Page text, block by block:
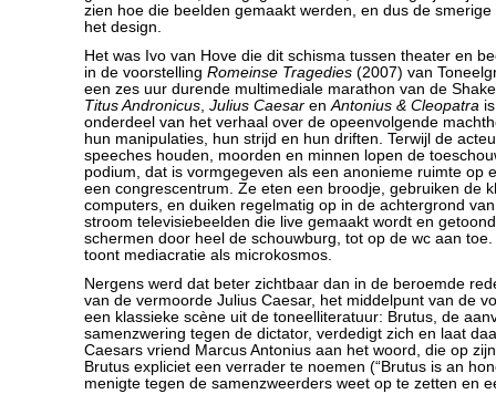
zien hoe die beelden gemaakt werden, en dus de
het design.
Het was Ivo van Hove die dit schisma tussen theater en
in de voorstelling Romeinse Tragedies (2007) van
een zes uur durende multimediale marathon van de
Titus Andronicus, Julius Caesar enAntonius & Cleopatra
onderdeel van het verhaal over de opeenvolgende
hun manipulaties, hun strijd en hun driften. Terwijl de
speeches houden, moorden en minnen lopen de
podium, dat is vormgegeven als een anonieme ruimte op
een congrescentrum. Ze eten een broodje, gebruiken de
computers, en duiken regelmatig op in de achtergrond
stroom televisiebeelden die live gemaakt wordt en
schermen door heel de schouwburg, tot op de wc aan
toont mediacratie als microkosmos.
Nergens werd dat beter zichtbaar dan in de beroemde
van de vermoorde Julius Caesar, het middelpunt van de
een klassieke scène uit de toneelliteratuur: Brutus, de
samenzwering tegen de dictator, verdedigt zich en laat
Caesars vriend Marcus Antonius aan het woord, die op
Brutus expliciet een verrader te noemen (“Brutus is an
menigte tegen de samenzweerders weet op te zetten en